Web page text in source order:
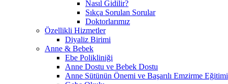
Nasıl Gidilir?
Sıkça Sorulan Sorular
Doktorlarımız
Özellikli Hizmetler
Diyaliz Birimi
Anne & Bebek
Ebe Polikliniği
Anne Dostu ve Bebek Dostu
Anne Sütünün Önemi ve Başarılı Emzirme Eğitimi